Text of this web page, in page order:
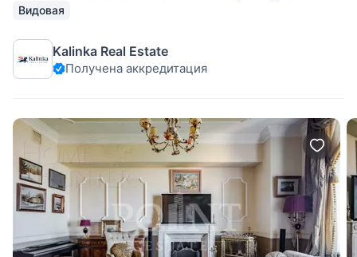
просторный холл, прихожая, гостиная, гостевой с/у,
две детские комнаты или
Видовая
Kalinka Real Estate
Получена аккредитация